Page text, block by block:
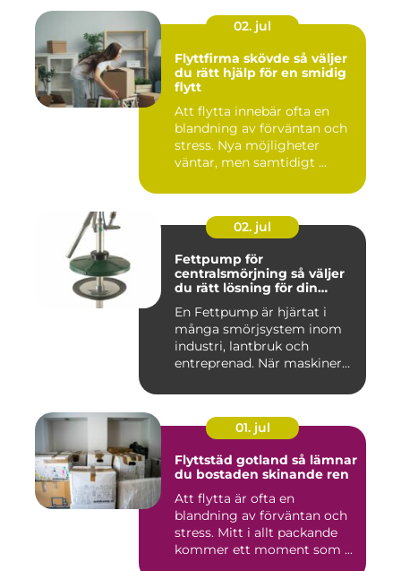
02. jul
Flyttfirma skövde så väljer
du rätt hjälp för en smidig
flytt
Att flytta innebär ofta en
blandning av förväntan och
stress. Nya möjligheter
väntar, men samtidigt ...
02. jul
Fettpump för
centralsmörjning så väljer
du rätt lösning för din
En Fettpump är hjärtat i
många smörjsystem inom
industri, lantbruk och
entreprenad. När maskiner
01. jul
Flyttstäd gotland så lämnar
du bostaden skinande ren
Att flytta är ofta en
blandning av förväntan och
stress. Mitt i allt packande
kommer ett moment som ...